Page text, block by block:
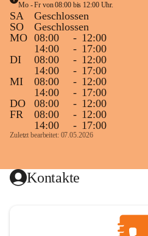
Mo - Fr von 08:00 bis 12:00 Uhr.
SA
Geschlossen
SO
Geschlossen
MO 08:00 - 12:00
14:00
- 17:00
DI
08:00 - 12:00
14:00
- 17:00
MI
08:00 - 12:00
14:00
- 17:00
DO
08:00 - 12:00
FR
08:00 - 12:00
14:00
- 17:00
Zuletzt bearbeitet: 07.05.2026
Kontakte